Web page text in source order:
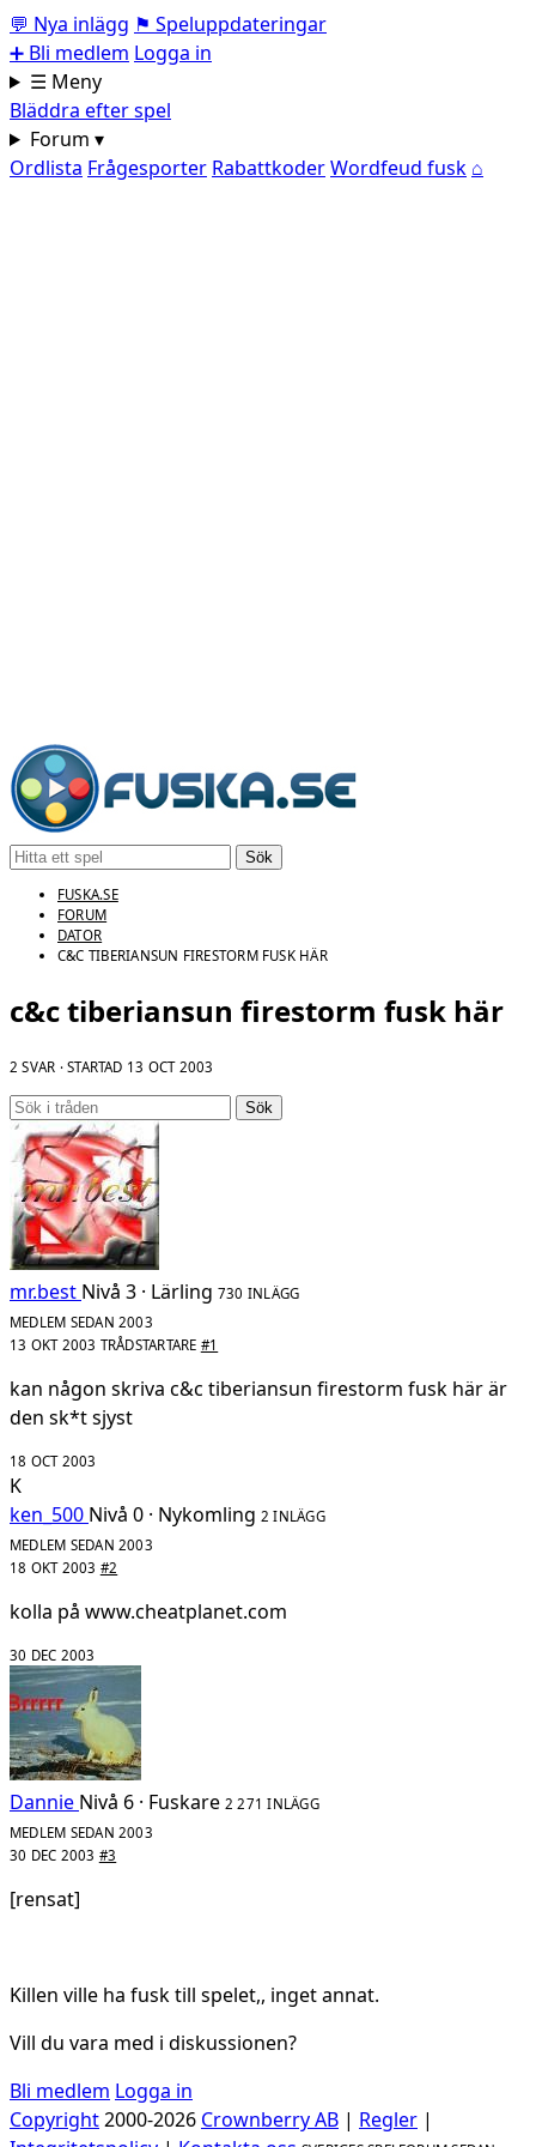
💬 Nya inlägg ⚑ Speluppdateringar
➕ Bli medlem Logga in
☰ Meny
Bläddra efter spel
Forum ▾
Ordlista Frågesporter RabattkoderWordfeud fusk ⌂
Sök
FUSKA.SE
FORUM
DATOR
C&C TIBERIANSUN FIRESTORM FUSK HÄR
c&c tiberiansun firestorm fusk här
2 SVAR · STARTAD 13 OCT 2003
Sök
mr.best Nivå 3 · Lärling 730 INLÄGG
MEDLEM SEDAN 2003
13 OKT 2003 TRÅDSTARTARE #1
kan någon skriva c&c tiberiansun firestorm fusk här är
den sk*t sjyst
18 OCT 2003
K
ken_500 Nivå 0 · Nykomling 2 INLÄGG
MEDLEM SEDAN 2003
18 OKT 2003 #2
kolla på www.cheatplanet.com
30 DEC 2003
Dannie Nivå 6 · Fuskare 2 271 INLÄGG
MEDLEM SEDAN 2003
30 DEC 2003 #3
[rensat]
Killen ville ha fusk till spelet,, inget annat.
Vill du vara med i diskussionen?
Bli medlem Logga in
Copyright2000-2026 Crownberry AB | Regler |